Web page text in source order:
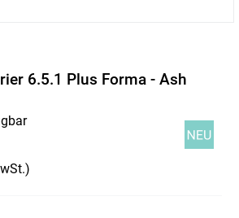
6.5.1 Plus Forma - Ash